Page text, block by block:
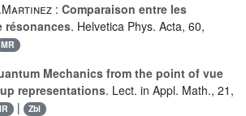
: Comparaison entre les
résonances. Helvetica Phys. Acta, 60,
MR
Mechanics from the point of vue
representations. Lect. in Appl. Math., 21,
| Zbl